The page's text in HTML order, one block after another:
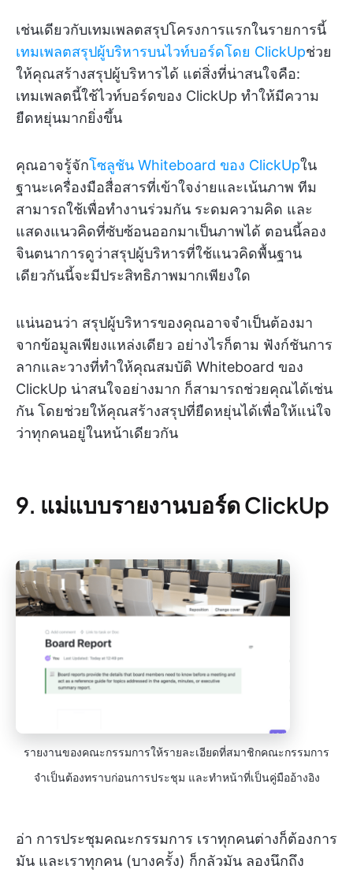
เช่นเดียวกับเทมเพลตสรุปโครงการแรกในรายการนี้
เทมเพลตสรุปผู้บริหารบนไวท์บอร์ดโดย ClickUpช่วย
ให้คุณสร้างสรุปผู้บริหารได้ แต่สิ่งที่น่าสนใจคือ:
เทมเพลตนี้ใช้ไวท์บอร์ดของ ClickUp ทำให้มีความ
ยืดหยุ่นมากยิ่งขึ้น
คุณอาจรู้จักโซลูชัน Whiteboard ของ ClickUpใน
ฐานะเครื่องมือสื่อสารที่เข้าใจง่ายและเน้นภาพ ทีม
สามารถใช้เพื่อทำงานร่วมกัน ระดมความคิด และ
แสดงแนวคิดที่ซับซ้อนออกมาเป็นภาพได้ ตอนนี้ลอง
จินตนาการดูว่าสรุปผู้บริหารที่ใช้แนวคิดพื้นฐาน
เดียวกันนี้จะมีประสิทธิภาพมากเพียงใด
แน่นอนว่า สรุปผู้บริหารของคุณอาจจำเป็นต้องมา
จากข้อมูลเพียงแหล่งเดียว อย่างไรก็ตาม ฟังก์ชันการ
ลากและวางที่ทำให้คุณสมบัติ Whiteboard ของ
ClickUp น่าสนใจอย่างมาก ก็สามารถช่วยคุณได้เช่น
กัน โดยช่วยให้คุณสร้างสรุปที่ยืดหยุ่นได้เพื่อให้แน่ใจ
ว่าทุกคนอยู่ในหน้าเดียวกัน
9. แม่แบบรายงานบอร์ด ClickUp
รายงานของคณะกรรมการให้รายละเอียดที่สมาชิกคณะกรรมการ
จำเป็นต้องทราบก่อนการประชุม และทำหน้าที่เป็นคู่มืออ้างอิง
อ่า การประชุมคณะกรรมการ เราทุกคนต่างก็ต้องการ
มัน และเราทุกคน (บางครั้ง) ก็กลัวมัน ลองนึกถึง